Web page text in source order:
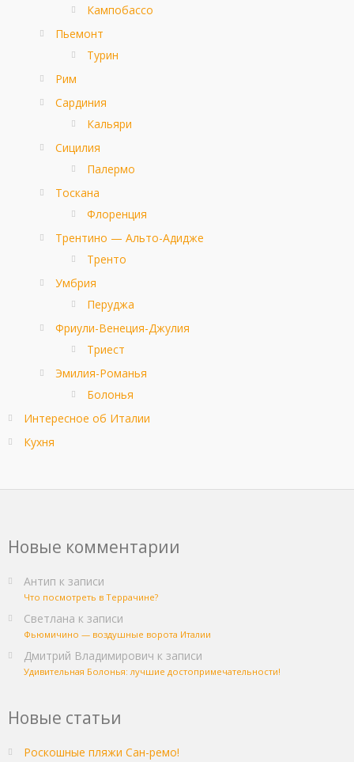
Кампобассо
Пьемонт
Турин
Рим
Сардиния
Кальяри
Сицилия
Палермо
Тоскана
Флоренция
Трентино — Альто-Адидже
Тренто
Умбрия
Перуджа
Фриули-Венеция-Джулия
Триест
Эмилия-Романья
Болонья
Интересное об Италии
Кухня
Новые комментарии
Антип к записи
Что посмотреть в Террачине?
Светлана к записи
Фьюмичино — воздушные ворота Италии
Дмитрий Владимирович к записи
Удивительная Болонья: лучшие достопримечательности!
Новые статьи
Роскошные пляжи Сан-ремо!